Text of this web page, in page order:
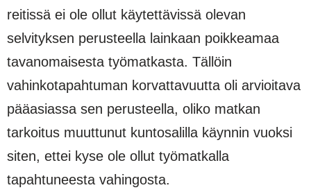
reitissä ei ole ollut käytettävissä olevan
selvityksen perusteella lainkaan poikkeamaa
tavanomaisesta työmatkasta. Tällöin
vahinkotapahtuman korvattavuutta oli arvioitava
pääasiassa sen perusteella, oliko matkan
tarkoitus muuttunut kuntosalilla käynnin vuoksi
siten, ettei kyse ole ollut työmatkalla
tapahtuneesta vahingosta.